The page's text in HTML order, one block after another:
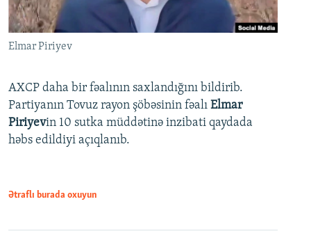
Elmar Piriyev
AXCP daha bir fəalının saxlandığını bildirib.
Partiyanın Tovuz rayon şöbəsinin fəalı Elmar
Piriyevin 10 sutka müddətinə inzibati qaydada
həbs edildiyi açıqlanıb.
Ətraflı burada oxuyun